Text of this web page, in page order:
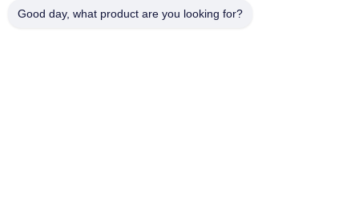
Gebouw A, VERSINO Gebouw, Longhua New District,
Good day, what product are you looking for?